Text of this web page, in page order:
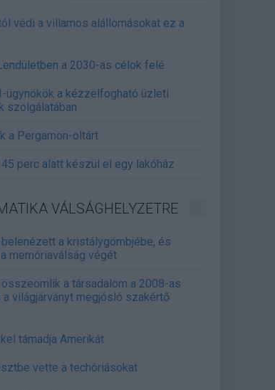
védi a villamos alállomásokat ez a
a 2030-as célok felé
ügynökök a kézzelfogható üzleti
szolgálatában
a Pergamon-oltárt
45 perc alatt készül el egy lakóház
VÁLSÁGHELYZETRE
a kristálygömbjébe, és
memóriaválság végét
összeomlik a társadalom a 2008-as
világjárványt megjósló szakértő
támadja Amerikát
vette a techóriásokat